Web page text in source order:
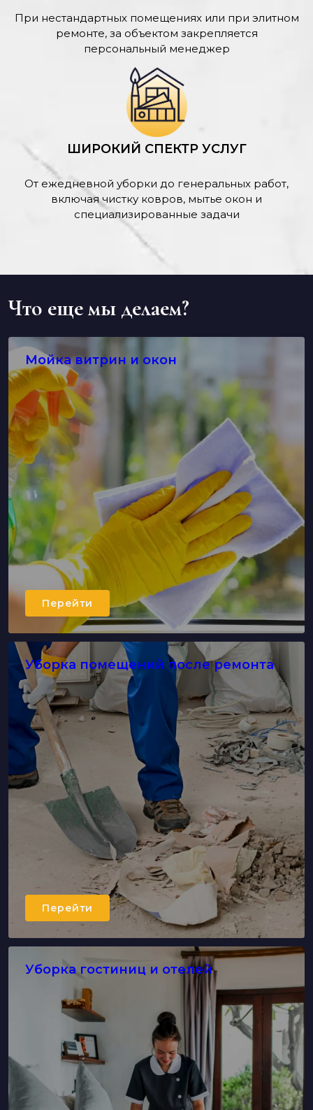
При нестандартных помещениях или при элитном
ремонте, за объектом закрепляется
персональный менеджер
ШИРОКИЙ СПЕКТР УСЛУГ
От ежедневной уборки до генеральных работ,
включая чистку ковров, мытье окон и
специализированные задачи
Что еще мы делаем?
Мойка витрин и окон
Перейти
Уборка помещений после ремонта
Перейти
Уборка гостиниц и отелей